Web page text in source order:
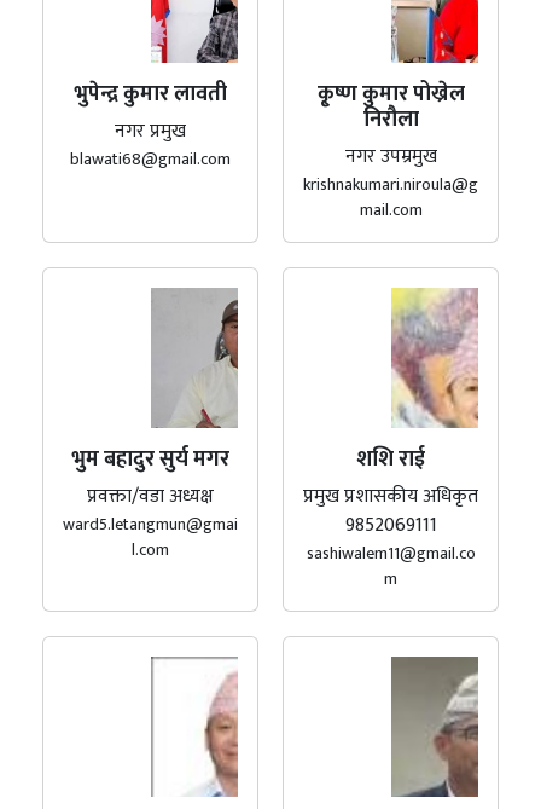
भुपेन्द्र कुमार लावती
नगर प्रमुख
blawati68@gmail.com
कृ्ष्ण कुमार पोख्रेल
निरौला
नगर उपम्रमुख
krishnakumari.niroula@g
mail.com
भुम बहादुर सुर्य मगर
प्रवक्ता/वडा अध्यक्ष
ward5.letangmun@gmai
l.com
शशि राई
प्रमुख प्रशासकीय अधिकृत
9852069111
sashiwalem11@gmail.co
m